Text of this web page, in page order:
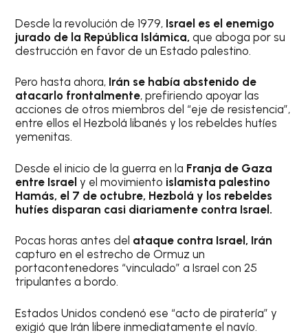
Desde la revolución de 1979, Israel es el enemigo
jurado de la República Islámica,que aboga por su
destrucción en favor de un Estado palestino.
Pero hasta ahora, Irán se había abstenido de
atacarlo frontalmente, prefiriendo apoyar las
acciones de otros miembros del “eje de resistencia”,
entre ellos el Hezbolá libanés y los rebeldes hutíes
yemenitas.
Desde el inicio de la guerra en la Franja de Gaza
entre Israely el movimiento islamista palestino
Hamás, el 7 de octubre, Hezbolá y los rebeldes
hutíes disparan casi diariamente contra Israel.
Pocas horas antes del ataque contra Israel, Irán
capturo en el estrecho de Ormuz un
portacontenedores “vinculado” a Israel con 25
tripulantes a bordo.
Estados Unidos condenó ese “acto de piratería” y
exigió que Irán libere inmediatamente el navío.